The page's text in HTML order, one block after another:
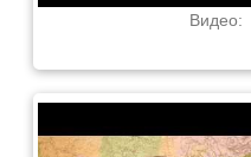
Видео: